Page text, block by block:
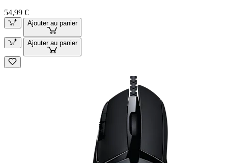
54,99 €
Ajouter au panier
Ajouter au panier